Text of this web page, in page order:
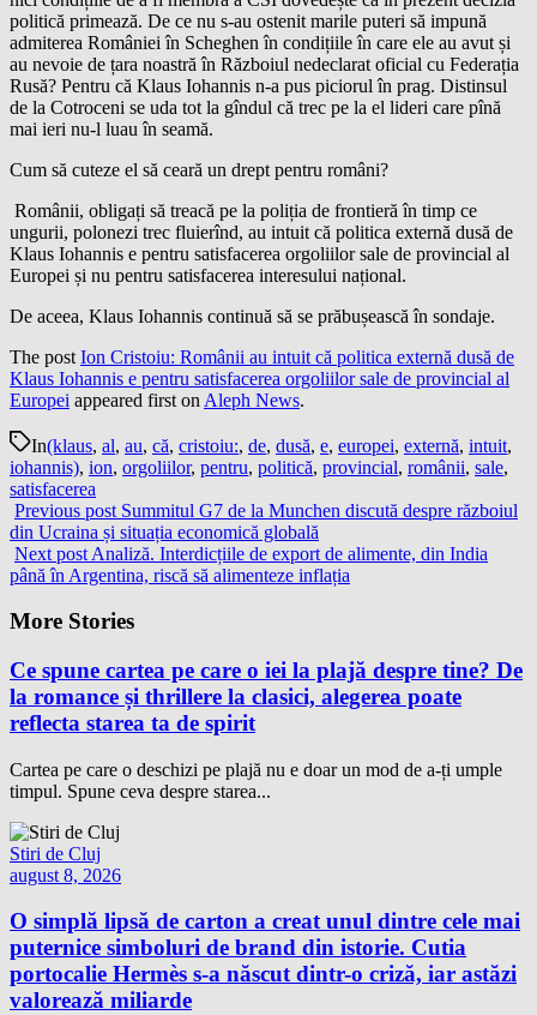
politică primează. De ce nu s-au ostenit marile puteri să impună
admiterea României în Scheghen în condițiile în care ele au avut și
au nevoie de țara noastră în Războiul nedeclarat oficial cu Federația
Rusă? Pentru că Klaus Iohannis n-a pus piciorul în prag. Distinsul
de la Cotroceni se uda tot la gîndul că trec pe la el lideri care pînă
mai ieri nu-l luau în seamă.
Cum să cuteze el să ceară un drept pentru români?
Românii, obligați să treacă pe la poliția de frontieră în timp ce
ungurii, polonezi trec fluierînd, au intuit că politica externă dusă de
Klaus Iohannis e pentru satisfacerea orgoliilor sale de provincial al
Europei și nu pentru satisfacerea interesului național.
De aceea, Klaus Iohannis continuă să se prăbușească în sondaje.
The post Ion Cristoiu: Românii au intuit că politica externă dusă de
Klaus Iohannis e pentru satisfacerea orgoliilor sale de provincial al
Europei appeared first on Aleph News.
In(klaus, al, au, că, cristoiu:, de, dusă, e, europei, externă, intuit,
iohannis), ion, orgoliilor, pentru, politică, provincial, românii, sale,
satisfacerea
Previous post Summitul G7 de la Munchen discută despre războiul
din Ucraina și situația economică globală
Next post Analiză. Interdicțiile de export de alimente, din India
până în Argentina, riscă să alimenteze inflația
More Stories
Ce spune cartea pe care o iei la plajă despre tine? De
la romance și thrillere la clasici, alegerea poate
reflecta starea ta de spirit
Cartea pe care o deschizi pe plajă nu e doar un mod de a-ți umple
timpul. Spune ceva despre starea...
Stiri de Cluj
august 8, 2026
O simplă lipsă de carton a creat unul dintre cele mai
puternice simboluri de brand din istorie. Cutia
portocalie Hermès s-a născut dintr-o criză, iar astăzi
valorează miliarde